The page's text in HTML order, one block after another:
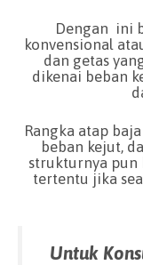
Dengan ini
konvensional
dan getas
dikenai beban
Rangka atap
beban kejut,
strukturnya pun
tertentu jika
Untuk